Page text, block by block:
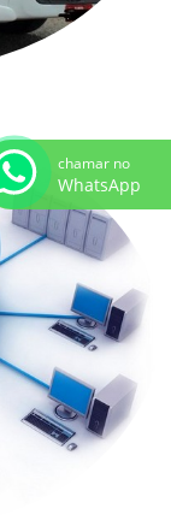
chamar no
WhatsApp